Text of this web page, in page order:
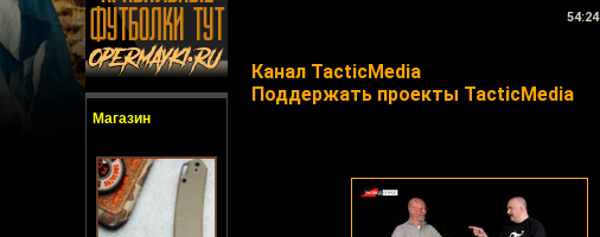
Магазин
54:24
Канал TacticMedia
Поддержать проекты TacticMedia